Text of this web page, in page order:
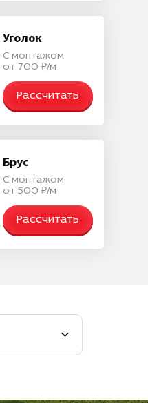
Уголок
С монтажом
от 700 ₽/м
Рассчитать
Брус
С монтажом
от 500 ₽/м
Рассчитать